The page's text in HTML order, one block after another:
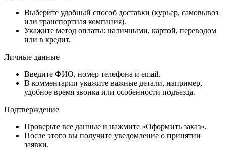
Выберите удобный способ доставки (курьер, самовывоз
или транспортная компания).
Укажите метод оплаты: наличными, картой, переводом
или в кредит.
Личные данные
Введите ФИО, номер телефона и email.
В комментарии укажите важные детали, например,
удобное время звонка или особенности подъезда.
Подтверждение
Проверьте все данные и нажмите «Оформить заказ».
После этого вы получите уведомление о принятии
заявки.